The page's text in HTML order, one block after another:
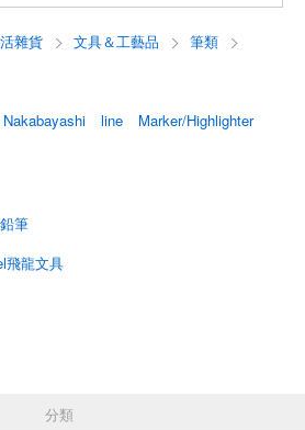
雜貨 文具＆工藝品
筆類
Nakabayashi line
Marker/Highlighter
筆
飛龍文具
分類